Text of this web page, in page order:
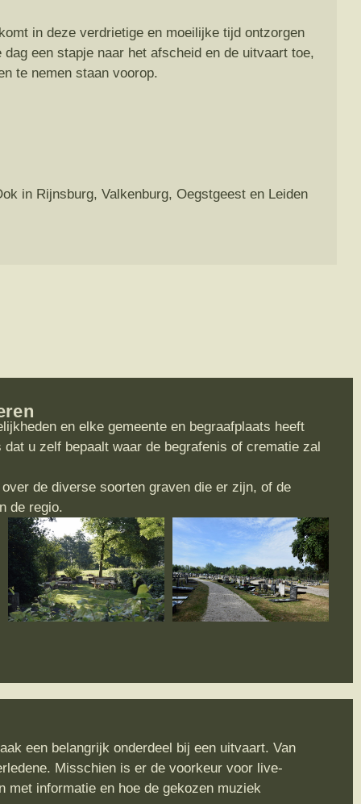
in deze verdrietige en moeilijke tijd ontzorgen
een stapje naar het afscheid en de uitvaart toe,
te nemen staan voorop.
in Rijnsburg, Valkenburg, Oegstgeest en Leiden
en elke gemeente en begraafplaats heeft
u zelf bepaalt waar de begrafenis of crematie zal
de diverse soorten graven die er zijn, of de
de regio.
een belangrijk onderdeel bij een uitvaart. Van
Misschien is er de voorkeur voor live-
met informatie en hoe de gekozen muziek